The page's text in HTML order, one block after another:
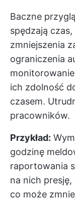
Baczne
spędzają
zmniejszenia
ograniczenia
ich zdolność
czasem.
pracowników.
Przykład:
godzinę
raportowania
na nich
co może